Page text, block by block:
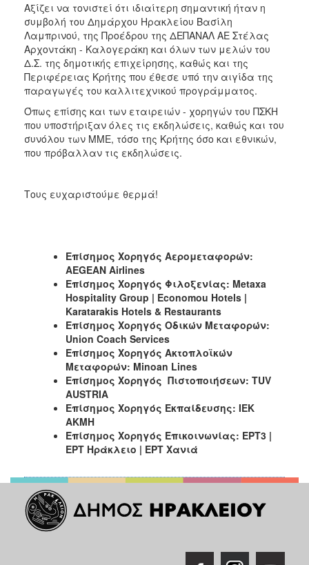
Αξίζει να τονιστεί ότι ιδιαίτερη σημαντική ήταν η
συμβολή του Δημάρχου Ηρακλείου Βασίλη
Λαμπρινού, της Προέδρου της ΔΕΠΑΝΑΛ ΑΕ Στέλας
Αρχοντάκη - Καλογεράκη και όλων των μελών του
Δ.Σ. της δημοτικής επιχείρησης, καθώς και της
Περιφέρειας Κρήτης που έθεσε υπό την αιγίδα της
παραγωγές του καλλιτεχνικού προγράμματος.
Όπως επίσης και των εταιρειών - χορηγών του ΠΣΚΗ
που υποστήριξαν όλες τις εκδηλώσεις, καθώς και του
συνόλου των ΜΜΕ, τόσο της Κρήτης όσο και εθνικών,
που πρόβαλλαν τις εκδηλώσεις.
Τους ευχαριστούμε θερμά!
Επίσημος Χορηγός Αερομεταφορών:
AEGEAN Airlines
Επίσημος Χορηγός Φιλοξενίας: Metaxa
Hospitality Group | Economou Hotels |
Karatarakis Hotels & Restaurants
Επίσημος Χορηγός Οδικών Μεταφορών:
Union Coach Services
Επίσημος Χορηγός Ακτοπλοϊκών
Μεταφορών: Minoan Lines
Επίσημος Χορηγός Πιστοποιήσεων: TUV
AUSTRIA
Επίσημος Χορηγός Εκπαίδευσης: ΙΕΚ
ΑΚΜΗ
Επίσημος Χορηγός Επικοινωνίας: ΕΡΤ3 |
ΕΡΤ Ηράκλειο | ΕΡΤ Χανιά